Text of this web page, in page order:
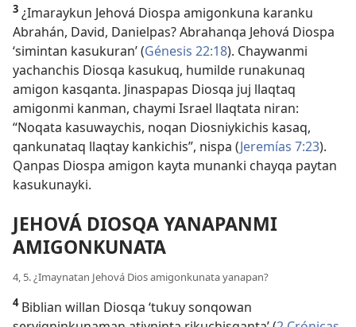
3 ¿Imaraykun Jehová Diospa amigonkuna karanku
Abrahán, David, Danielpas? Abrahanqa Jehová Diospa
‘simintan kasukuran’ (Génesis 22:18). Chaywanmi
yachanchis Diosqa kasukuq, humilde runakunaq
amigon kasqanta. Jinaspapas Diosqa juj llaqtaq
amigonmi kanman, chaymi Israel llaqtata niran:
“Noqata kasuwaychis, noqan Diosniykichis kasaq,
qankunataq llaqtay kankichis”, nispa (Jeremías 7:23).
Qanpas Diospa amigon kayta munanki chayqa paytan
kasukunayki.
JEHOVÁ DIOSQA YANAPANMI
AMIGONKUNATA
4, 5. ¿Imaynatan Jehová Dios amigonkunata yanapan?
4Biblian willan Diosqa ‘tukuy sonqowan